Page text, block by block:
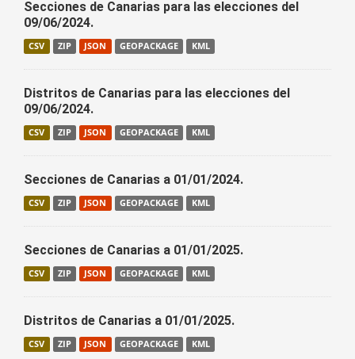
Secciones de Canarias para las elecciones del
09/06/2024.
CSV ZIP JSON GEOPACKAGE KML
Distritos de Canarias para las elecciones del
09/06/2024.
CSV ZIP JSON GEOPACKAGE KML
Secciones de Canarias a 01/01/2024.
CSV ZIP JSON GEOPACKAGE KML
Secciones de Canarias a 01/01/2025.
CSV ZIP JSON GEOPACKAGE KML
Distritos de Canarias a 01/01/2025.
CSV ZIP JSON GEOPACKAGE KML